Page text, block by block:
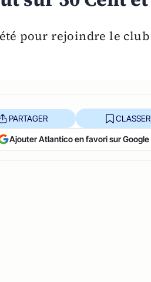
pour rejoindre le club
PARTAGER CLASSER
Ajouter Atlantico en favori sur Google